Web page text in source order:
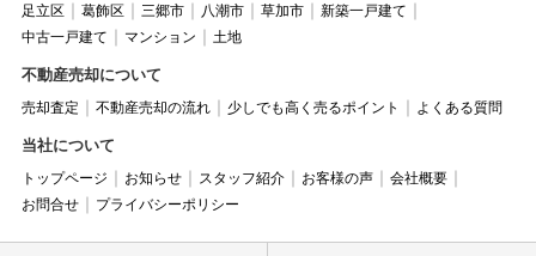
足立区 葛飾区 三郷市 八潮市 草加市
新築一戸建て
中古一戸建て
マンション 土地
不動産売却について
売却査定 不動産売却の流れ 少しでも高く売るポイント よくある質問
当社について
トップページ お知らせ スタッフ紹介 お客様の声
会社概要
お問合せ
プライバシーポリシー